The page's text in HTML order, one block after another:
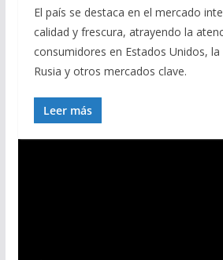
El país se destaca en el mercado
calidad y frescura, atrayendo la
consumidores en Estados Unidos, la
Rusia y otros mercados clave.
Leer más